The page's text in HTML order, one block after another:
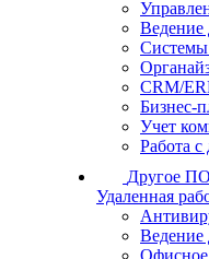
Ведение
Системы
CRM/
Бизнес-
Учет
Работа
Другое
Удаленная
Ведение